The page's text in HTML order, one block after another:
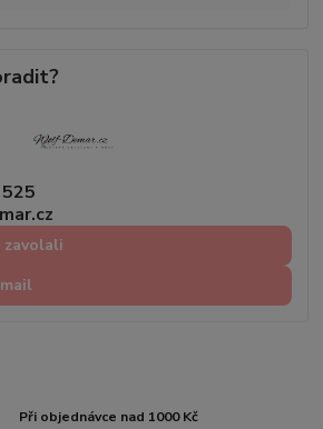
zavolali
Při objednávce nad 1000 Kč